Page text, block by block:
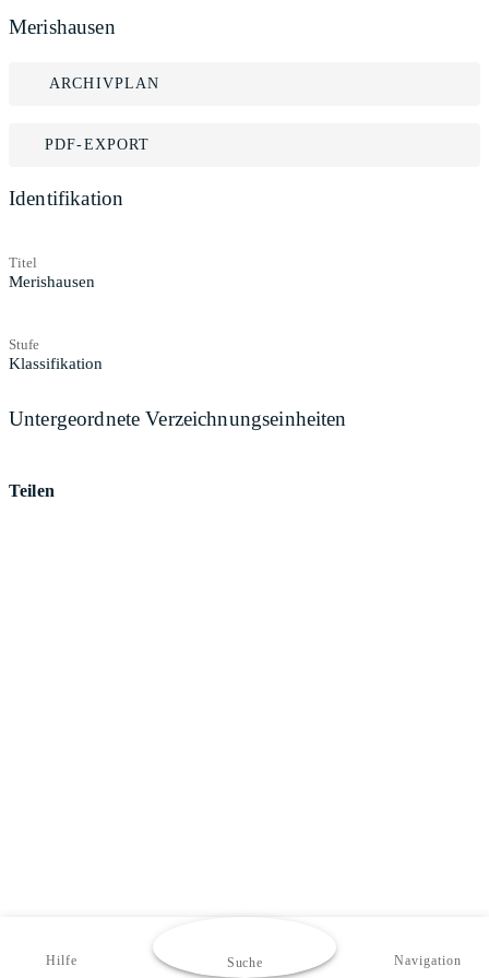
Merishausen
ARCHIVPLAN
PDF-EXPORT
Identifikation
Titel
Merishausen
Stufe
Klassifikation
Untergeordnete Verzeichnungseinheiten
Teilen
Hilfe Suche Navigation